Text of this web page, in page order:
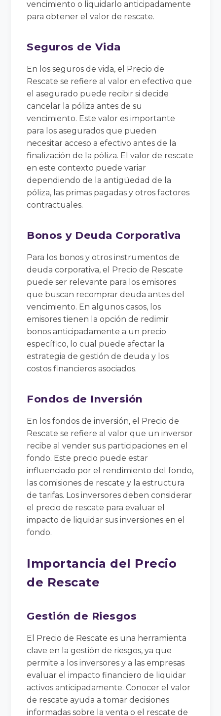
vencimiento o liquidarlo anticipadamente
para obtener el valor de rescate.
Seguros de Vida
En los seguros de vida, el Precio de
Rescate se refiere al valor en efectivo que
el asegurado puede recibir si decide
cancelar la póliza antes de su
vencimiento. Este valor es importante
para los asegurados que pueden
necesitar acceso a efectivo antes de la
finalización de la póliza. El valor de rescate
en este contexto puede variar
dependiendo de la antigüedad de la
póliza, las primas pagadas y otros factores
contractuales.
Bonos y Deuda Corporativa
Para los bonos y otros instrumentos de
deuda corporativa, el Precio de Rescate
puede ser relevante para los emisores
que buscan recomprar deuda antes del
vencimiento. En algunos casos, los
emisores tienen la opción de redimir
bonos anticipadamente a un precio
específico, lo cual puede afectar la
estrategia de gestión de deuda y los
costos financieros asociados.
Fondos de Inversión
En los fondos de inversión, el Precio de
Rescate se refiere al valor que un inversor
recibe al vender sus participaciones en el
fondo. Este precio puede estar
influenciado por el rendimiento del fondo,
las comisiones de rescate y la estructura
de tarifas. Los inversores deben considerar
el precio de rescate para evaluar el
impacto de liquidar sus inversiones en el
fondo.
Importancia del Precio
de Rescate
Gestión de Riesgos
El Precio de Rescate es una herramienta
clave en la gestión de riesgos, ya que
permite a los inversores y a las empresas
evaluar el impacto financiero de liquidar
activos anticipadamente. Conocer el valor
de rescate ayuda a tomar decisiones
informadas sobre la venta o el rescate de